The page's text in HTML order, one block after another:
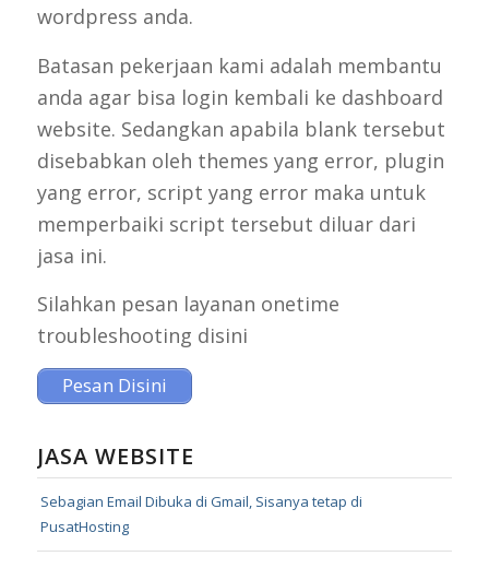
wordpress anda.
Batasan pekerjaan kami adalah membantu
anda agar bisa login kembali ke dashboard
website. Sedangkan apabila blank tersebut
disebabkan oleh themes yang error, plugin
yang error, script yang error maka untuk
memperbaiki script tersebut diluar dari
jasa ini.
Silahkan pesan layanan onetime
troubleshooting disini
Pesan Disini
JASA WEBSITE
Sebagian Email Dibuka di Gmail, Sisanya tetap di
PusatHosting